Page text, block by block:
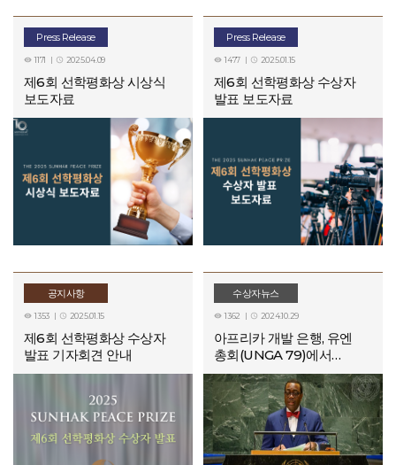
Press Release
 1171  2025.04.09
제6회 선학평화상 시상식
보도자료
Press Release
 1477  2025.01.15
제6회 선학평화상 수상자
발표 보도자료
공지사항
 1353  2025.01.15
제6회 선학평화상 수상자
발표 기자회견 안내
수상자뉴스
 1362  2024.10.29
아프리카 개발 은행, 유엔
총회(UNGA 79)에서
아프리카 개발 우선 과제
논의